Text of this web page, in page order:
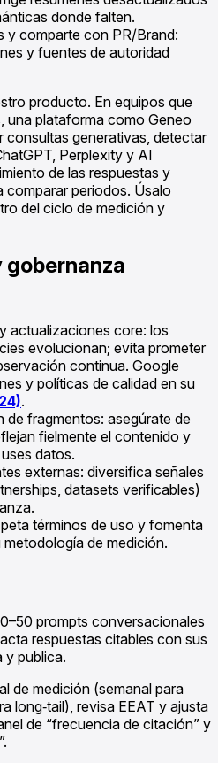
donde falten.
y comparte con PR/Brand:
y fuentes de autoridad
producto. En equipos que
una plataforma como Geneo
consultas generativas, detectar
Perplexity y AI
de las respuestas y
periodos. Úsalo
del ciclo de medición y
gobernanza
actualizaciones core: los
evolucionan; evita prometer
continua. Google
y políticas de calidad en su
.
de fragmentos: asegúrate de
fielmente el contenido y
datos.
externas: diversifica señales
datasets verificables)
términos de uso y fomenta
de medición.
prompts conversacionales
respuestas citables con sus
y publica.
de medición (semanal para
long‑tail), revisa EEAT y ajusta
de “frecuencia de citación” y